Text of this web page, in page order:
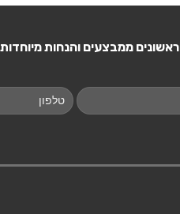
ממבצעים והנחות מיוחדות